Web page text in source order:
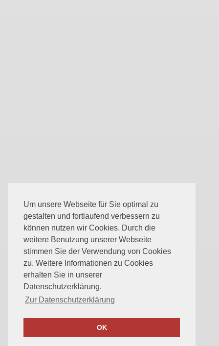
Um unsere Webseite für Sie optimal zu
gestalten und fortlaufend verbessern zu
können nutzen wir Cookies. Durch die
weitere Benutzung unserer Webseite
stimmen Sie der Verwendung von Cookies
zu. Weitere Informationen zu Cookies
erhalten Sie in unserer
Datenschutzerklärung.
Zur Datenschutzerklärung
OK